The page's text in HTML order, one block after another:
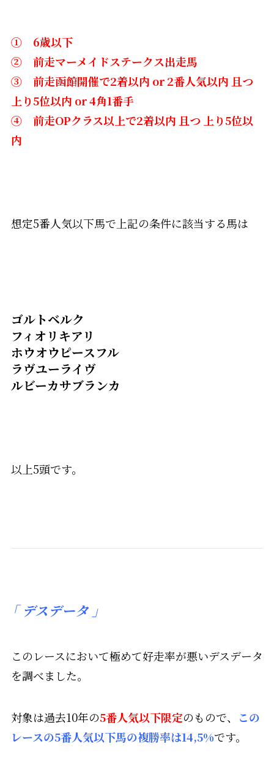
① 6歳以下
② 前走マーメイドステークス出走馬
③ 前走函館開催で2着以内 or 2番人気以内 且つ
上り5位以内 or 4角1番手
④ 前走OPクラス以上で2着以内 且つ 上り5位以
内
想定5番人気以下馬で上記の条件に該当する馬は
ゴルトベルク
フィオリキアリ
ホウオウピースフル
ラヴユーライヴ
ルビーカサブランカ
以上5頭です。
「デスデータ 」
このレースにおいて極めて好走率が悪いデスデータ
を調べました。
対象は過去10年の5番人気以下限定のもので、
この
レースの5番人気以下馬の複勝率は14,5%です。